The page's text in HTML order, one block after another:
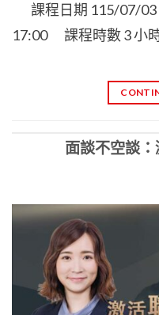
課程日期 115/07/
17:00 課程時數 3 小
面談不空談